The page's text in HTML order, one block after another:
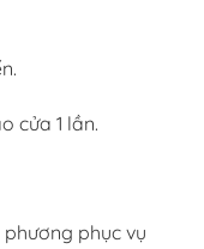
cửa 1 lần.
phục vụ